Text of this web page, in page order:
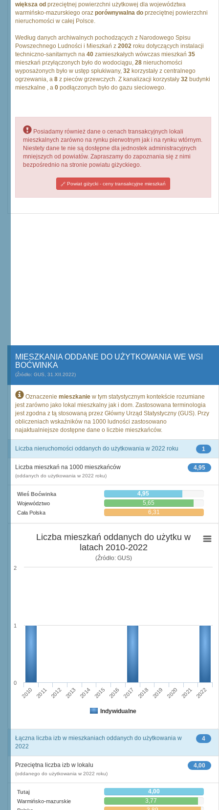
większa od przeciętnej powierzchni użytkowej dla województwa
warmińsko-mazurskiego oraz porównywalna do przeciętnej powierzchni
nieruchomości w całej Polsce.
Według danych archiwalnych pochodzących z Narodowego Spisu
Powszechnego Ludności i Mieszkań z 2002 roku dotyczących instalacji
techniczno-sanitarnych na 40 zamieszkałych wówczas mieszkań 35
mieszkań przyłączonych było do wodociągu, 28 nieruchomości
wyposażonych było w ustęp spłukiwany, 32 korzystały z centralnego
ogrzewania, a 8 z pieców grzewczych. Z kanalizacji korzystały 32 budynki
mieszkalne , a 0 podłączonych było do gazu sieciowego.
Posiadamy również dane o cenach transakcyjnych lokali
mieszkalnych zarówno na rynku pierwotnym jak i na rynku wtórnym.
Niestety dane te nie są dostępne dla jednostek administracyjnych
mniejszych od powiatów. Zapraszamy do zapoznania się z nimi
bezpośrednio na stronie powiatu giżyckiego.
Powiat giżycki - ceny transakcyjne mieszkań
MIESZKANIA ODDANE DO UŻYTKOWANIA WE WSI
BOĆWINKA
(Źródło: GUS, 31.XII.2022)
Oznaczenie mieszkanie w tym statystycznym kontekście rozumiane
jest zarówno jako lokal mieszkalny jak i dom. Zastosowana terminologia
jest zgodna z tą stosowaną przez Główny Urząd Statystyczny (GUS). Przy
obliczeniach wskaźników na 1000 ludności zastosowano
najaktualniejsze dostępne dane o liczbie mieszkańców.
1
Liczba nieruchomości oddanych do użytkowania w 2022 roku
4,95
Liczba mieszkań na 1000 mieszkańców
(oddanych do użytkowania w 2022 roku)
Wieś Boćwinka 4,95
Województwo 5,65
Cała Polska 6,31
Liczba mieszkań oddanych do użytku w
latach 2010-2022
(Źródło: GUS)
Indywidualne
2010 2011 2012 2013 2014 2015 2016 2017 2018 2019 2020 2021 2022
0
1
2
4
Łączna liczba izb w mieszkaniach oddanych do użytkowania w
2022
4,00
Przeciętna liczba izb w lokalu
(oddanego do użytkowania w 2022 roku)
Tutaj 4,00
Warmińsko-mazurskie 3,77